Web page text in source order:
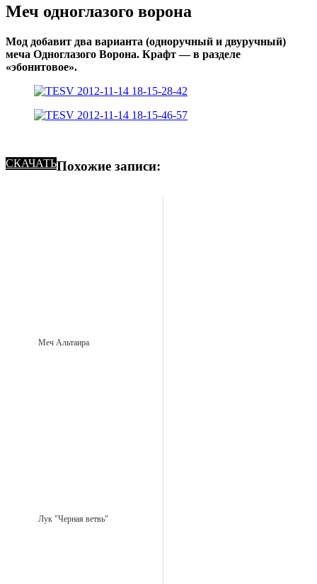
Меч одноглазого ворона
Мод добавит два варианта (одноручный и двуручный)
меча Одноглазого Ворона. Крафт — в разделе
«эбонитовое».
СКАЧАТЬПохожие записи:
Меч Альтаира
Лук "Черная ветвь"